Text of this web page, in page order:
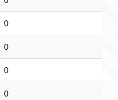
0
0
0
0